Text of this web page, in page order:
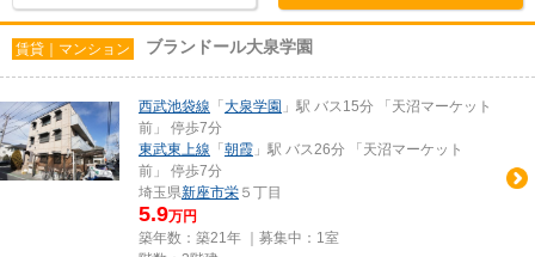
賃貸｜マンション ブランドール大泉学園
西武池袋線 「 大泉学園 」駅 バス15分 「天沼マーケット
前」 停歩7分
東武東上線 「 朝霞 」駅 バス26分 「天沼マーケット
前」 停歩7分
埼玉県新座市栄 ５丁目
5.9万円
築年数：築21年 ｜募集中： 1室